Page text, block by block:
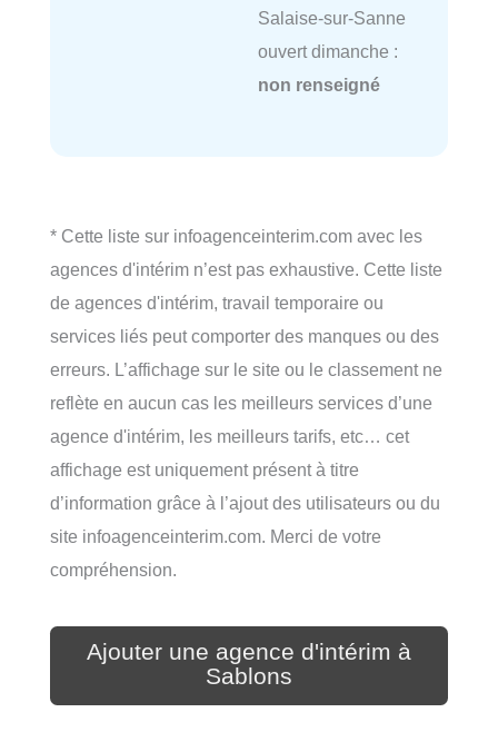
Salaise-sur-Sanne
ouvert dimanche :
non renseigné
* Cette liste sur infoagenceinterim.com avec les
agences d'intérim n’est pas exhaustive. Cette liste
de agences d'intérim, travail temporaire ou
services liés peut comporter des manques ou des
erreurs. L’affichage sur le site ou le classement ne
reflète en aucun cas les meilleurs services d’une
agence d'intérim, les meilleurs tarifs, etc… cet
affichage est uniquement présent à titre
d’information grâce à l’ajout des utilisateurs ou du
site infoagenceinterim.com. Merci de votre
compréhension.
Ajouter une agence d'intérim à
Sablons